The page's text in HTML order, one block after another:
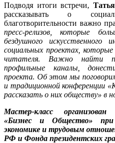
Подводя итоги встречи,
рассказывать о
благотворительности важно
пресс-релизов, которые
бездушного искусственного
социальных проектах,
читателя. Важно найти
профильные каналы,
проекта. Об этом мы
и традиционной конференции
рассказать о них обществу» в
Мастер-класс
«Бизнес и Общество»
экономике и трудовым
РФ и Фонда президентских